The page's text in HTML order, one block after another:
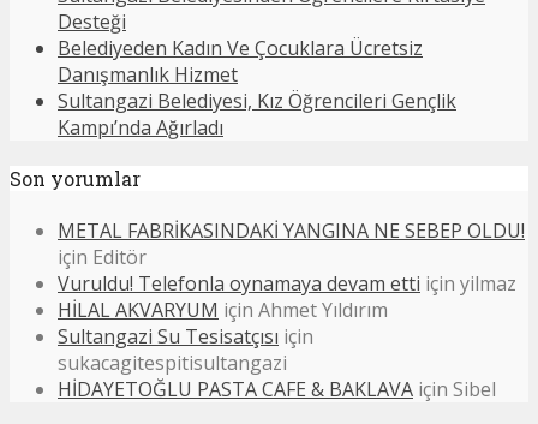
Desteği
Belediyeden Kadın Ve Çocuklara Ücretsiz
Danışmanlık Hizmet
Sultangazi Belediyesi, Kız Öğrencileri Gençlik
Kampı’nda Ağırladı
Son yorumlar
METAL FABRİKASINDAKİ YANGINA NE SEBEP OLDU!
için Editör
Vuruldu! Telefonla oynamaya devam etti için yilmaz
HİLAL AKVARYUM için Ahmet Yıldırım
Sultangazi Su Tesisatçısı için
sukacagitespitisultangazi
HİDAYETOĞLU PASTA CAFE & BAKLAVA için Sibel